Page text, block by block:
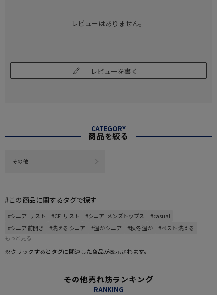
レビューはありません。
レビューを書く
CATEGORY
商品を絞る
その他
#この商品に関するタグで探す
#シニア_リスト #CF_リスト #シニア_メンズトップス
#casual
#シニア 前開き
#洗える シニア #温か シニア #秋冬 温か
#ベスト 洗える
もっと見る
※クリックするとタグに関連した商品が表示されます。
その他売れ筋ランキング
RANKING